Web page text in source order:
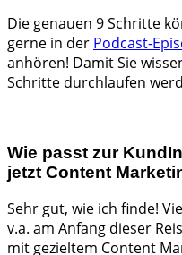
Die genauen 9 Schritte
gerne in der Podcast-
anhören! Damit Sie
Schritte durchlaufen
Wie passt zur
jetzt Content
Sehr gut, wie ich finde!
v.a. am Anfang dieser
mit gezieltem Content